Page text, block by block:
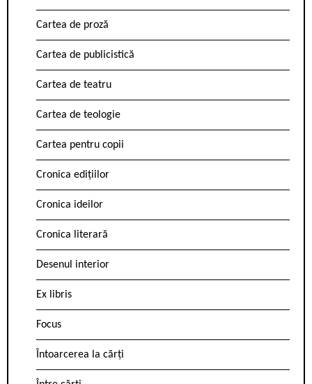
Cartea de proză
Cartea de publicistică
Cartea de teatru
Cartea de teologie
Cartea pentru copii
Cronica edițiilor
Cronica ideilor
Cronica literară
Desenul interior
Ex libris
Focus
Întoarcerea la cărți